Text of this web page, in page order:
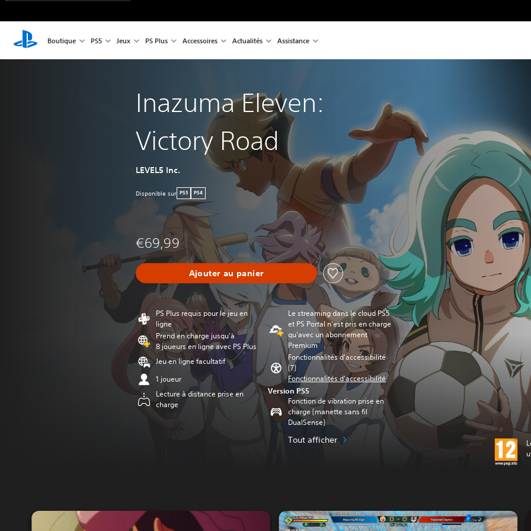
Boutique PS5 Jeux PS Plus Accessoires Actualités Assistance
Inazuma Eleven:
Victory Road
LEVEL5 Inc.
Disponible sur PS5 PS4
€69,99
Ajouter au panier
PS Plus requis pour le jeu en
ligne
Prend en charge jusqu'à
8 joueurs en ligne avec PS Plus
Jeu en ligne facultatif
1 joueur
Lecture à distance prise en
charge
Le streaming dans le cloud PS5
et PS Portal n'est pris en charge
qu'avec un abonnement
Premium
Fonctionnalités d'accessibilité
(7)
Fonctionnalités d'accessibilité
Version PS5
Fonction de vibration prise en
charge (manette sans fil
DualSense)
Tout afficher